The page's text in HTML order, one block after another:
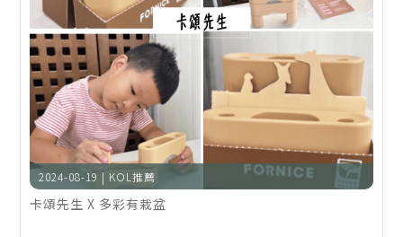
2024-08-19 | KOL推薦
卡頌先生 X 多彩有栽盆